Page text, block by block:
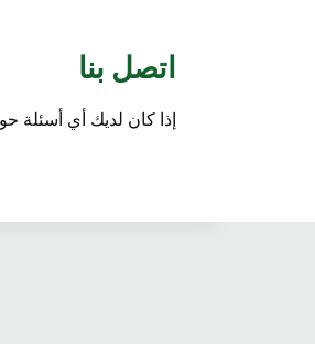
اتصل بنا
إذا كان لديك أي أسئلة